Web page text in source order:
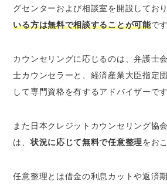
グセンターおよび相談室を開設しており
いる方は無料で相談することが可能です
カウンセリングに応じるのは、弁護士
士カウンセラーと、経済産業大臣指定
して専門資格を有するアドバイザーです
また日本クレジットカウンセリング協
は、状況に応じて無料で任意整理をお
任意整理とは借金の利息カットや返済